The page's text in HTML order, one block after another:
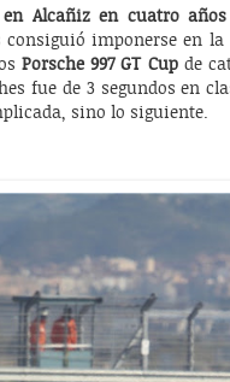
Alcañiz en cuatro
consiguió imponerse en
Porsche 997 GT Cupde
fue de 3 segundos en
sino lo siguiente.